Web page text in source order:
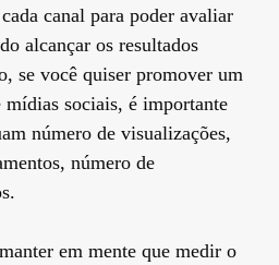
canal para poder avaliar
alcançar os resultados
se você quiser promover um
sociais, é importante
número de visualizações,
número de
em mente que medir o